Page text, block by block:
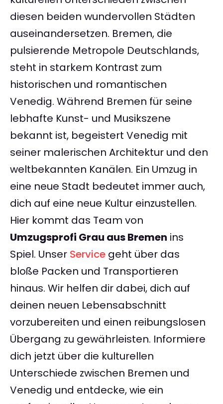
diesen beiden wundervollen Städten
auseinandersetzen. Bremen, die
pulsierende Metropole Deutschlands,
steht in starkem Kontrast zum
historischen und romantischen
Venedig. Während Bremen für seine
lebhafte Kunst- und Musikszene
bekannt ist, begeistert Venedig mit
seiner malerischen Architektur und den
weltbekannten Kanälen. Ein Umzug in
eine neue Stadt bedeutet immer auch,
dich auf eine neue Kultur einzustellen.
Hier kommt das Team von
Umzugsprofi Grau aus Bremen ins
Spiel. Unser Service geht über das
bloße Packen und Transportieren
hinaus. Wir helfen dir dabei, dich auf
deinen neuen Lebensabschnitt
vorzubereiten und einen reibungslosen
Übergang zu gewährleisten. Informiere
dich jetzt über die kulturellen
Unterschiede zwischen Bremen und
Venedig und entdecke, wie ein